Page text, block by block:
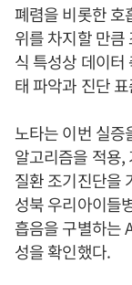
폐렴을 비롯한 호
위를 차지할 만큼
식 특성상 데이터
태 파악과 진단
노타는 이번 실증
알고리즘을 적용,
질환 조기진단을
성북 우리아이들
흡음을 구별하는
성을 확인했다.